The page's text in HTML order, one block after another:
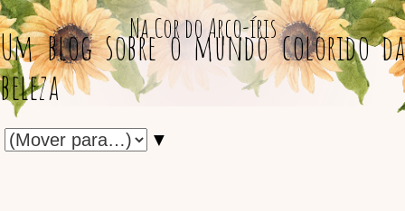
Na Cor do Arco-íris
Um blog sobre o mundo colorido da
beleza
▼